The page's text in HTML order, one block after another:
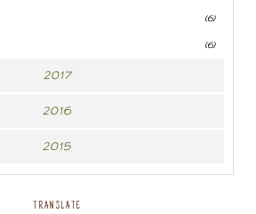
(6)
(6)
2017
2016
2015
TRANSLATE